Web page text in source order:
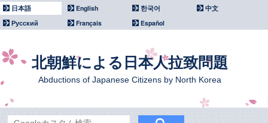
日本語 English 한국어
中文
Русский
Français Español
北朝鮮による日本人拉致問題
Abductions of Japanese Citizens by North Korea